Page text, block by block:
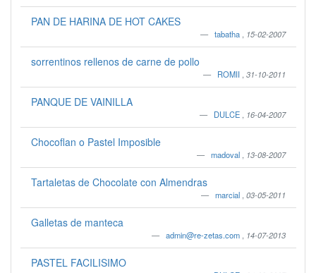
PAN DE HARINA DE HOT CAKES
tabatha 15-02-2007
sorrentinos rellenos de carne de pollo
ROMII 31-10-2011
PANQUE DE VAINILLA
DULCE 16-04-2007
Chocoflan o Pastel Imposible
madoval 13-08-2007
Tartaletas de Chocolate con Almendras
marcial 03-05-2011
Galletas de manteca
admin@re-zetas.com 14-07-2013
PASTEL FACILISIMO